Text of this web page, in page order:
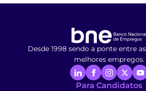
Desde 1998 sendo a ponte entre
melhores empregos.
Para Candidatos